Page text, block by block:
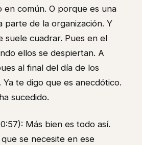
en común. O porque es una
parte de la organización. Y
suele cuadrar. Pues en el
ellos se despiertan. A
al final del día de los
te digo que es anecdótico.
sucedido.
Más bien es todo así.
se necesite en ese